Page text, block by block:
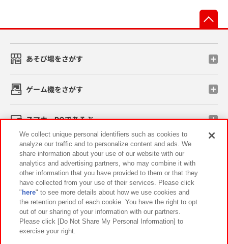
あそび場をさがす
ゲーム機をさがす
スマホ・PCであそぶ
イベント・キャンペーン
関連会社 サステナビリティ サイトポリシー
プライバシーポリシー ウェブアクセシビリティ方針と検証結果
お取引先さまとともに
We collect unique personal identifiers such as cookies to
analyze our traffic and to personalize content and ads. We
share information about your use of our website with our
analytics and advertising partners, who may combine it with
other information that you have provided to them or that they
have collected from your use of their services. Please click
" here" to see more details about how we use cookies and
the retention period of each cookie. You have the right to opt
out of our sharing of your information with our partners.
Please click [Do Not Share My Personal Information] to
exercise your right.